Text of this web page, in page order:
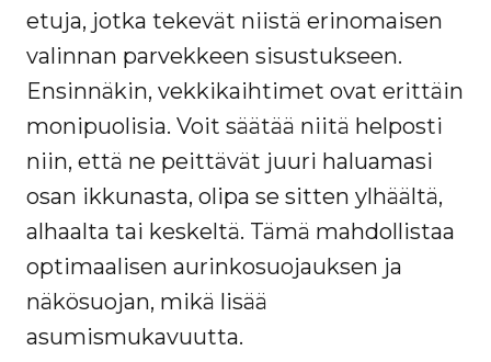
etuja, jotka tekevät niistä erinomaisen
valinnan parvekkeen sisustukseen.
Ensinnäkin, vekkikaihtimet ovat erittäin
monipuolisia. Voit säätää niitä helposti
niin, että ne peittävät juuri haluamasi
osan ikkunasta, olipa se sitten ylhäältä,
alhaalta tai keskeltä. Tämä mahdollistaa
optimaalisen aurinkosuojauksen ja
näkösuojan, mikä lisää
asumismukavuutta.